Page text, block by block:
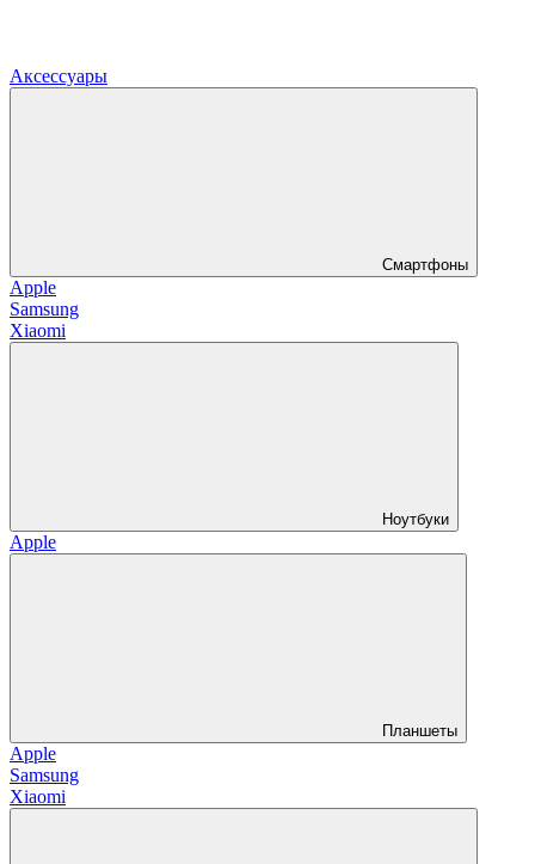
Аксессуары
Смартфоны
Apple
Samsung
Xiaomi
Ноутбуки
Apple
Планшеты
Apple
Samsung
Xiaomi